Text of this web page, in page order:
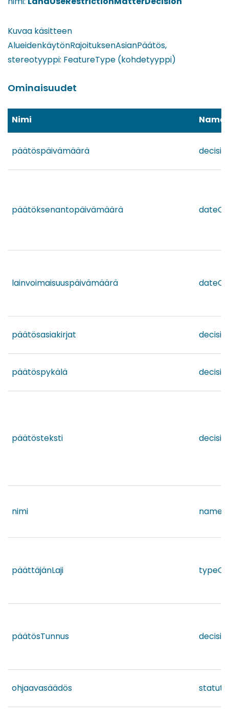
Kuvaa käsitteen
AlueidenkäytönRajoituksenAsianPäätös,
stereotyyppi: FeatureType (kohdetyyppi)
Ominaisuudet
Nimi Name
päätöspäivämäärä
päätöksenantopäivämäärä
lainvoimaisuuspäivämäärä
päätösasiakirjat
päätöspykälä
päätösteksti
nimi name
päättäjänLaji
päätösTunnus
ohjaavasäädös statute